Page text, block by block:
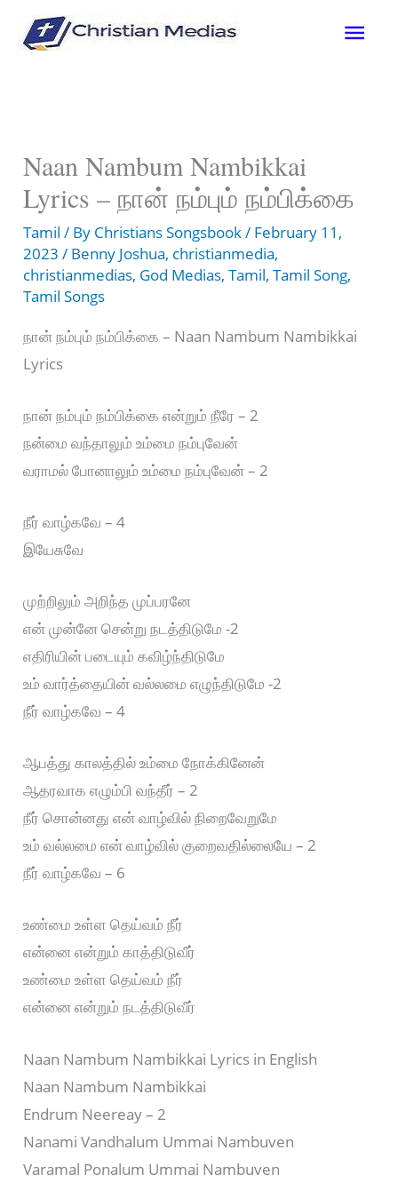
Naan Nambum Nambikkai
Lyrics – நான் நம்பும் நம்பிக்கை
Tamil / By Christians Songsbook/ February 11,
2023/ Benny Joshua, christianmedia,
christianmedias, God Medias,Tamil,Tamil Song,
Tamil Songs
நான் நம்பும் நம்பிக்கை – Naan Nambum Nambikkai
Lyrics
நான் நம்பும் நம்பிக்கை என்றும் நீரே – 2
நன்மை வந்தாலும் உம்மை நம்புவேன்
வராமல் போனாலும் உம்மை நம்புவேன் – 2
நீர் வாழ்கவே – 4
இயேசுவே
முற்றிலும் அறிந்த முப்பரனே
என் முன்னே சென்று நடத்திடுமே -2
எதிரியின் படையும் கவிழ்ந்திடுமே
உம் வார்த்தையின் வல்லமை எழுந்திடுமே -2
நீர் வாழ்கவே – 4
ஆபத்து காலத்தில் உம்மை நோக்கினேன்
ஆதரவாக எழும்பி வந்தீர் – 2
நீர் சொன்னது என் வாழ்வில் நிறைவேறுமே
உம் வல்லமை என் வாழ்வில் குறைவதில்லையே – 2
நீர் வாழ்கவே – 6
உண்மை உள்ள தெய்வம் நீர்
என்னை என்றும் காத்திடுவீர்
உண்மை உள்ள தெய்வம் நீர்
என்னை என்றும் நடத்திடுவீர்
Naan Nambum Nambikkai Lyrics in English
Naan Nambum Nambikkai
Endrum Neereay – 2
Nanami Vandhalum Ummai Nambuven
Varamal Ponalum Ummai Nambuven